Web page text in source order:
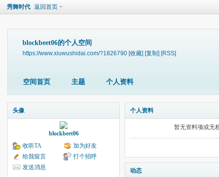
秀舞时代 返回首页
blockbeet06的个人空间
https://www.xiuwushidai.com/?1826790 [收藏] [复制] [RSS]
空间首页 主题 个人资料
头像
blockbeet06
收听TA
加为好友
给我留言
打个招呼
发送消息
个人资料
暂无资料项或无
动态